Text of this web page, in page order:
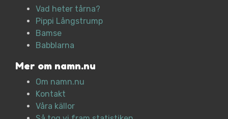
Vad heter tårna?
Pippi Långstrump
Bamse
Babblarna
Mer om namn.nu
Om namn.nu
Kontakt
Våra källor